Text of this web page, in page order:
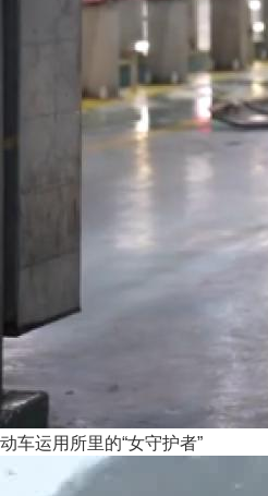
动车运用所里的“女守护者”